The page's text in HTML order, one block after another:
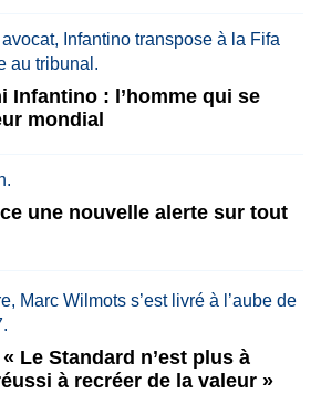
Infantino : l’homme qui se
mondial
une nouvelle alerte sur tout
Le Standard n’est plus à
à recréer de la valeur »